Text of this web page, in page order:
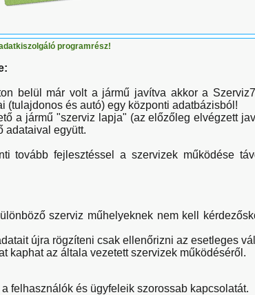
programrész!
belül már volt a jármű javítva akkor a
(tulajdonos és autó) egy központi adatbázisból!
a jármű "szerviz lapja" (az előzőleg elvégzett
adataival együtt.
tovább fejlesztéssel a szervizek működése
szerviz műhelyeknek nem kell
újra rögzíteni csak ellenőrizni az esetleges
kaphat az általa vezetett szervizek működéséről.
felhasználók és ügyfeleik szorossab kapcsolatát.